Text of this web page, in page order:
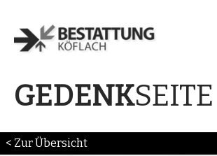
GEDENKSEITE
< Zur Übersicht